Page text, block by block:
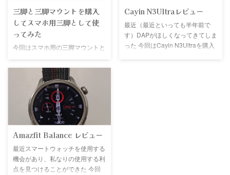
が以下となる 「E」キーの反応が
悪くなってきた F1などのキーが
ファンクションキーと同時押しじ
ゃないといけない キーの反応が
ているので寿命が来たのかもしれ
ないが、「E」など一部のキーの
反応が悪 ...
くなった 電子書籍リーダーにも
種類があるが今回購入した物の決
め手はこれ 値段 大きさ 重さ 値段
私は今回電子書籍リーダーを初め
三脚と三脚マウントを購入
してスマホ用三脚として使
ってみた
今回はスマホ用の三脚マウントと
購入したもの 三脚 購入した三脚
はこちら Amazonベーシックなの
でブラックフライデーの現在
（2025年11月25日）安くなって
ますね 三脚マウント 購入した三
脚マウントはこちら スマホ用の
ど、今回はMagSafeで着脱できる
これにしました こちらもブラッ
クフライデーの現在（2025年11
月25日）安くなってますね 実物
Cayin N3Ultraレビュー
最近（最近といっても半年前で
す）DAPがほしくなってきてしま
った 今回はCayin N3Ultraを購入
Amazfit Balance レビュー
最近スマートウォッチを使用する
機会があり、私なりの使用する利
点を見つけることができた 今回